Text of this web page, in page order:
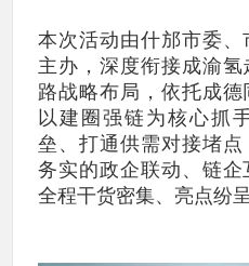
本次活动由什邡市委
主办，深度衔接成渝
路战略布局，依托成德
以建圈强链为核心抓
垒、打通供需对接堵点
务实的政企联动、链企
全程干货密集、亮点纷